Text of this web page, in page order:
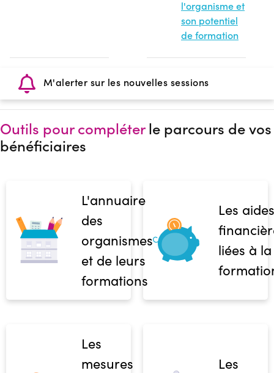
l'organisme et
son potentiel
de formation
M'alerter sur les nouvelles sessions
Outils pour compléterle parcours de vos
bénéficiaires
L'annuaire
des
organismes
et de leurs
formations
Les aides
liées à la
Les
mesures
Les